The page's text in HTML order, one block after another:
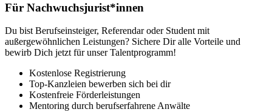
Für Nachwuchsjurist*innen
Du bist Berufseinsteiger, Referendar oder Student mit
außergewöhnlichen Leistungen? Sichere Dir alle Vorteile und
bewirb Dich jetzt für unser Talentprogramm!
Kostenlose Registrierung
Top-Kanzleien bewerben sich bei dir
Kostenfreie Förderleistungen
Mentoring durch berufserfahrene Anwälte